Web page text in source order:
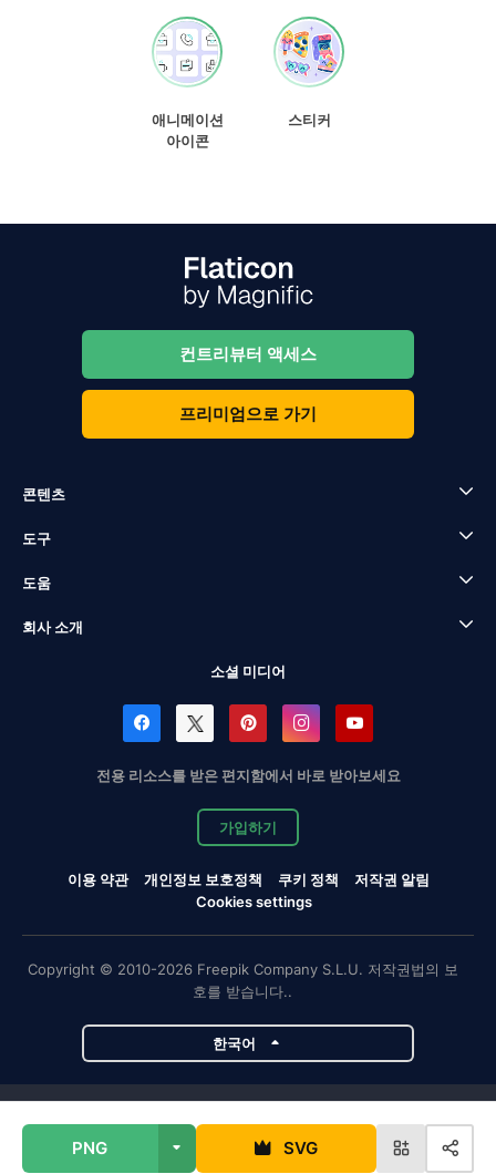
PNG SVG
애니메이션
아이콘
스티커
컨트리뷰터 액세스
프리미엄으로 가기
콘텐츠
도구
도움
회사 소개
소셜 미디어
전용 리소스를 받은 편지함에서 바로 받아보세요
가입하기
이용 약관 개인정보 보호정책 쿠키 정책
저작권 알림
Cookies settings
Copyright © 2010-2026 Freepik Company S.L.U. 저작권법의 보
호를 받습니다..
한국어